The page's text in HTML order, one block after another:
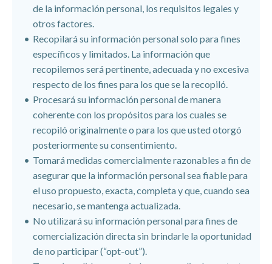
de la información personal, los requisitos legales y
otros factores.
Recopilará su información personal solo para fines
específicos y limitados. La información que
recopilemos será pertinente, adecuada y no excesiva
respecto de los fines para los que se la recopiló.
Procesará su información personal de manera
coherente con los propósitos para los cuales se
recopiló originalmente o para los que usted otorgó
posteriormente su consentimiento.
Tomará medidas comercialmente razonables a fin de
asegurar que la información personal sea fiable para
el uso propuesto, exacta, completa y que, cuando sea
necesario, se mantenga actualizada.
No utilizará su información personal para fines de
comercialización directa sin brindarle la oportunidad
de no participar (“opt-out”).